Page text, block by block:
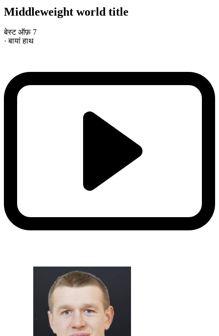
Middleweight world title
बेस्ट ऑफ़ 7
· बायां हाथ